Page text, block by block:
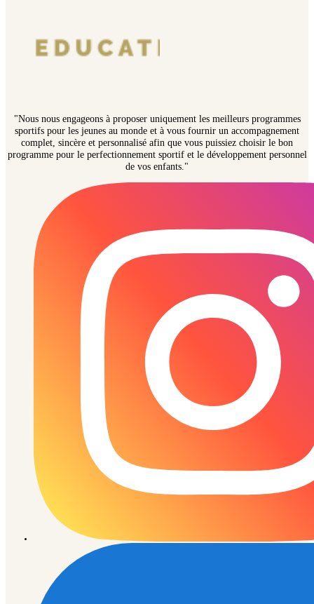
"Nous nous engageons à proposer uniquement les meilleurs programmes
sportifs pour les jeunes au monde et à vous fournir un accompagnement
complet, sincère et personnalisé afin que vous puissiez choisir le bon
programme pour le perfectionnement sportif et le développement personnel
de vos enfants."